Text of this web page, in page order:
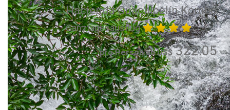
Hacienda Guachipelín Kombo
Ganztagesausflug
pro Person ab US$322.05